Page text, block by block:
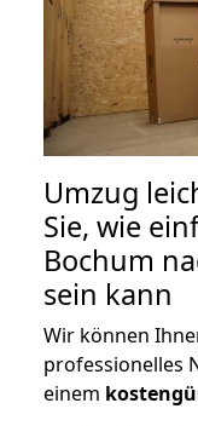
Umzug
Sie, wie
Bochum
sein kann
Wir können
professionelles
einem